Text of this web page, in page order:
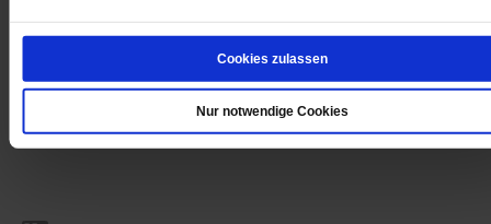
Cookies zulassen
Nur notwendige Cookies
Personen und Konflikte
/mehr